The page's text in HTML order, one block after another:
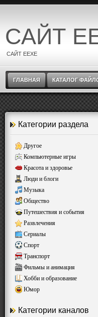
САЙТ
САЙТ EEXE
ГЛАВНАЯ КАТАЛОГ
Категории раздела
Другое
Компьютерные игры
Красота и здоровье
Люди и блоги
Музыка
Общество
Путешествия и события
Развлечения
Сериалы
Спорт
Транспорт
Фильмы и анимация
Хобби и образование
Юмор
Категории каналов